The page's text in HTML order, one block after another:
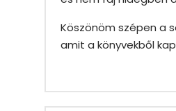
Köszönöm szépen a
amit a könyvekből